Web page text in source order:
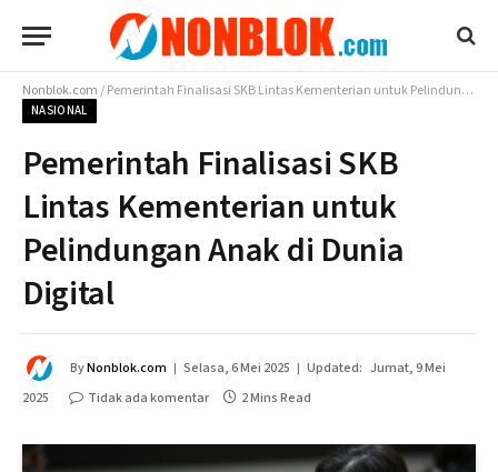
Nonblok.com/Pemerintah Finalisasi SKB Lintas Kementerian untuk Pelindungan Anak di Dunia Digital
NASIONAL
Pemerintah Finalisasi SKB
Lintas Kementerian untuk
Pelindungan Anak di Dunia
Digital
ByNonblok.com Selasa, 6 Mei 2025 Updated: Jumat, 9 Mei
2025
Tidak ada komentar 2 Mins Read